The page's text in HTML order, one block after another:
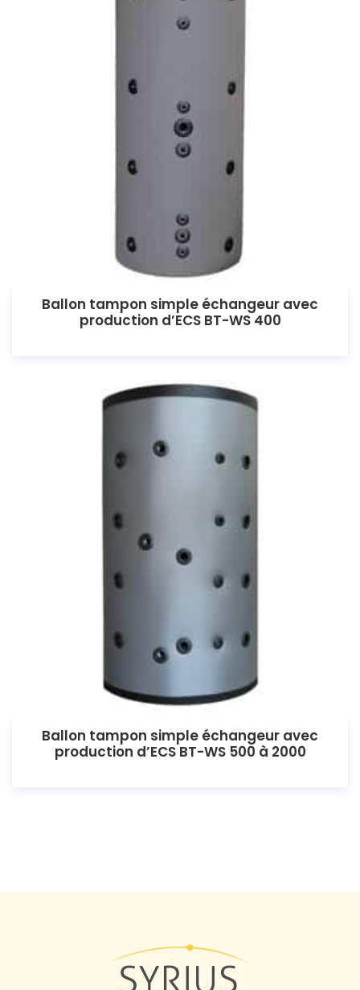
Ballon tampon simple échangeur avec
production d’ECS BT-WS 400
Ballon tampon simple échangeur avec
production d’ECS BT-WS 500 à 2000